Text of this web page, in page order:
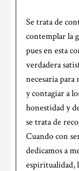
Se trata de
contemplar la
pues en esta
verdadera
necesaria
y contagiar a
honestidad y
se trata de
Cuando con
dedicamos a
espiritualidad,